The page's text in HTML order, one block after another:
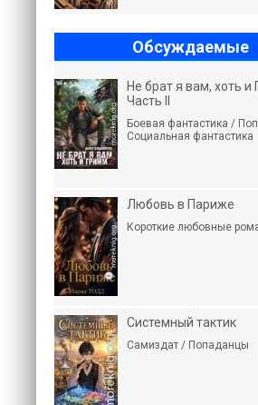
Обсуждаемые
Не брат я вам, хоть и
Часть II
Боевая фантастика /
Социальная фантастика
Любовь в Париже
Короткие любовные
Системный тактик
Самиздат / Попаданцы